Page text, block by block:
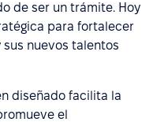
de ser un trámite. Hoy
para fortalecer
nuevos talentos
diseñado facilita la
el